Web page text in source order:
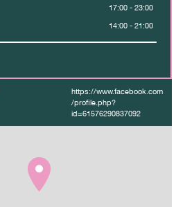
17:00 - 23:00
14:00 - 21:00
https://www.facebook.com
/profile.php?
id=61576290837092